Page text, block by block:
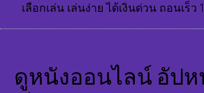
เลือกเล่น เล่นง่าย ได้เงินด่วน ถอนเร็ว
ดูหนังออนไลน์ อัป